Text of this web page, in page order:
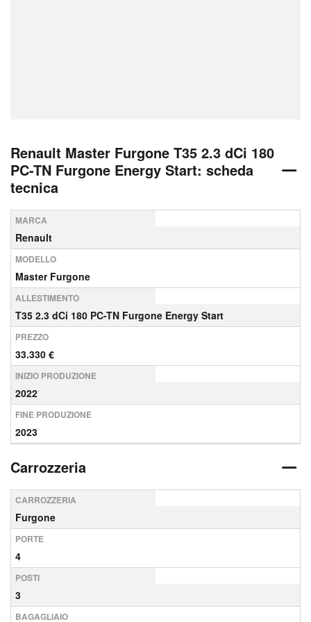
Renault Master Furgone T35 2.3 dCi 180
PC-TN Furgone Energy Start: scheda
tecnica
MARCA
Renault
MODELLO
Master Furgone
ALLESTIMENTO
T35 2.3 dCi 180 PC-TN Furgone Energy Start
PREZZO
33.330 €
INIZIO PRODUZIONE
2022
FINE PRODUZIONE
2023
Carrozzeria
CARROZZERIA
Furgone
PORTE
4
POSTI
3
BAGAGLIAIO